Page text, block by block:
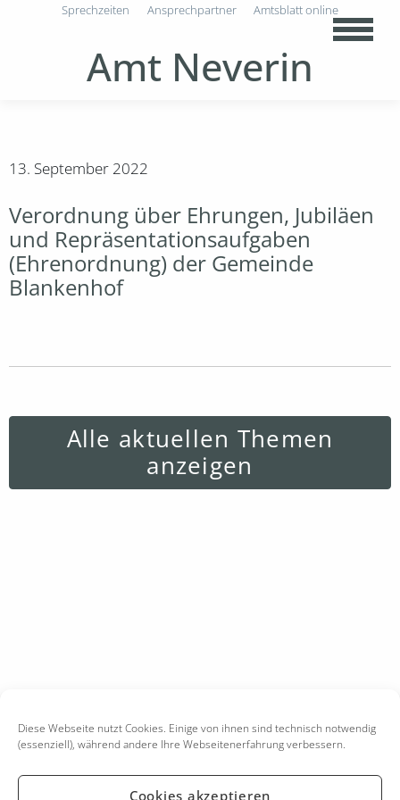
Diese Webseite nutzt Cookies. Einige von ihnen sind technisch notwendig
(essenziell), während andere Ihre Webseitenerfahrung verbessern.
Cookies akzeptieren
Amt Neverin
Sprechzeiten Ansprechpartner Amtsblatt online
13. September 2022
Verordnung über Ehrungen, Jubiläen
und Repräsentationsaufgaben
(Ehrenordnung) der Gemeinde
Blankenhof
Alle aktuellen Themen
anzeigen